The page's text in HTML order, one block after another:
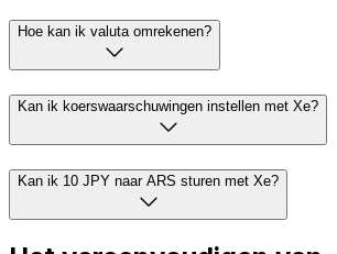
Hoe kan ik valuta omrekenen?
Kan ik koerswaarschuwingen instellen met Xe?
Kan ik 10 JPY naar ARS sturen met Xe?